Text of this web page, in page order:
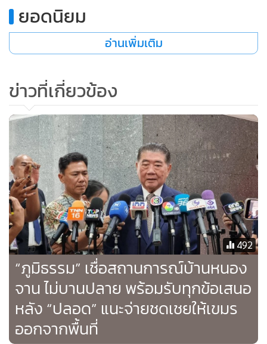
• อินโดจีน
• กองทุนรวม
•
• ญี่ปุ่น
• News1
• Gotomanager
ยอดนิยม
อ่านเพิ่มเติม
ข่าวที่เกี่ยวข้อง
492
“ภูมิธรรม” เชื่อสถานการณ์บ้านหนอง
จาน ไม่บานปลาย พร้อมรับทุกข้อเสนอ
หลัง “ปลอด” แนะจ่ายชดเชยให้เขมร
ออกจากพื้นที่